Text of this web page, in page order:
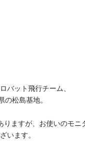
バット飛行チーム、
松島基地。
ますが、お使いのモニ
います。